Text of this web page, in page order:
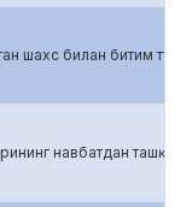
шахс билан битим
навбатдан